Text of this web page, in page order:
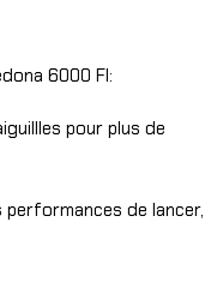
6000 FI:
pour plus de
de lancer,